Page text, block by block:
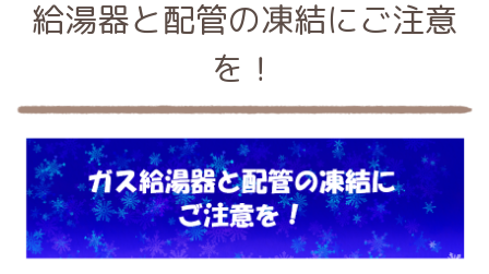
給湯器と配管の凍結にご注意
を！